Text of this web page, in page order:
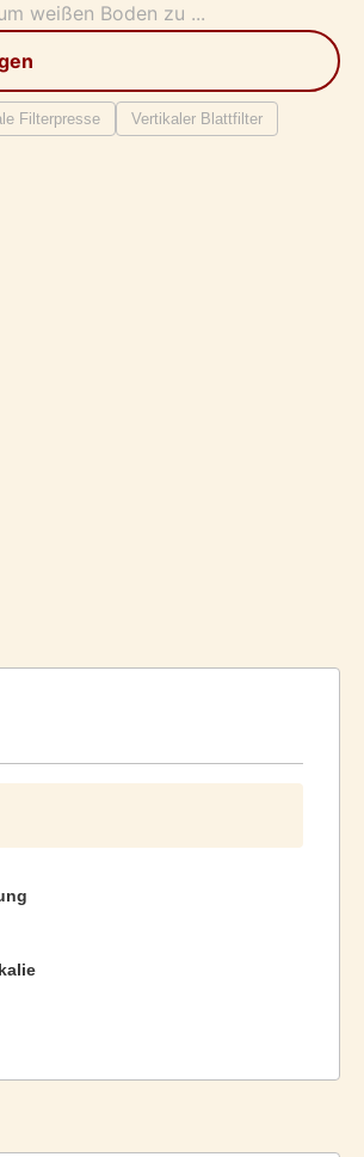
weißen Boden zu ...
Filterpresse Vertikaler Blattfilter